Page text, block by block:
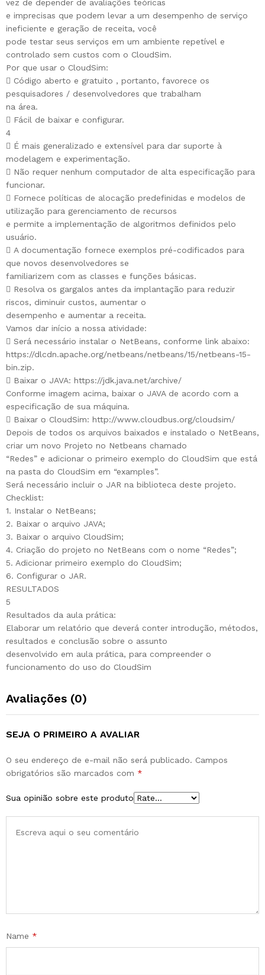
vez de depender de avaliações teóricas
e imprecisas que podem levar a um desempenho de serviço
ineficiente e geração de receita, você
pode testar seus serviços em um ambiente repetível e
controlado sem custos com o CloudSim.
Por que usar o CloudSim:
 Código aberto e gratuito , portanto, favorece os
pesquisadores / desenvolvedores que trabalham
na área.
 Fácil de baixar e configurar.
4
 É mais generalizado e extensível para dar suporte à
modelagem e experimentação.
 Não requer nenhum computador de alta especificação para
funcionar.
 Fornece políticas de alocação predefinidas e modelos de
utilização para gerenciamento de recursos
e permite a implementação de algoritmos definidos pelo
usuário.
 A documentação fornece exemplos pré-codificados para
que novos desenvolvedores se
familiarizem com as classes e funções básicas.
 Resolva os gargalos antes da implantação para reduzir
riscos, diminuir custos, aumentar o
desempenho e aumentar a receita.
Vamos dar início a nossa atividade:
 Será necessário instalar o NetBeans, conforme link abaixo:
https://dlcdn.apache.org/netbeans/netbeans/15/netbeans-15-
bin.zip.
 Baixar o JAVA: https://jdk.java.net/archive/
Conforme imagem acima, baixar o JAVA de acordo com a
especificação de sua máquina.
 Baixar o CloudSim: http://www.cloudbus.org/cloudsim/
Depois de todos os arquivos baixados e instalado o NetBeans,
criar um novo Projeto no Netbeans chamado
“Redes” e adicionar o primeiro exemplo do CloudSim que está
na pasta do CloudSim em “examples”.
Será necessário incluir o JAR na biblioteca deste projeto.
Checklist:
1. Instalar o NetBeans;
2. Baixar o arquivo JAVA;
3. Baixar o arquivo CloudSim;
4. Criação do projeto no NetBeans com o nome “Redes”;
5. Adicionar primeiro exemplo do CloudSim;
6. Configurar o JAR.
RESULTADOS
5
Resultados da aula prática:
Elaborar um relatório que deverá conter introdução, métodos,
resultados e conclusão sobre o assunto
desenvolvido em aula prática, para compreender o
funcionamento do uso do CloudSim
Avaliações (0)
SEJA O PRIMEIRO A AVALIAR
O seu endereço de e-mail não será publicado. Campos
obrigatórios são marcados com *
Sua opinião sobre este produto
Name *